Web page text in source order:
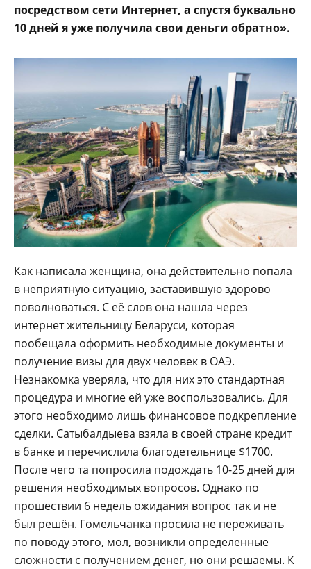
посредством сети Интернет, а спустя буквально
10 дней я уже получила свои деньги обратно».
Как написала женщина, она действительно попала
в неприятную ситуацию, заставившую здорово
поволноваться. С её слов она нашла через
интернет жительницу Беларуси, которая
пообещала оформить необходимые документы и
получение визы для двух человек в ОАЭ.
Незнакомка уверяла, что для них это стандартная
процедура и многие ей уже воспользовались. Для
этого необходимо лишь финансовое подкрепление
сделки. Сатыбалдыева взяла в своей стране кредит
в банке и перечислила благодетельнице $1700.
После чего та попросила подождать 10-25 дней для
решения необходимых вопросов. Однако по
прошествии 6 недель ожидания вопрос так и не
был решён. Гомельчанка просила не переживать
по поводу этого, мол, возникли определенные
сложности с получением денег, но они решаемы. К